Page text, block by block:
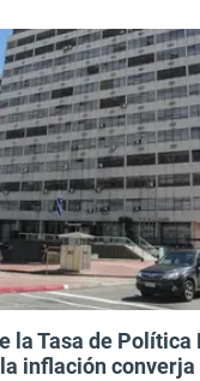
la Tasa de
inflación converja